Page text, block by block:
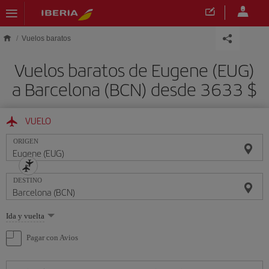
Saltar al contenido principal
Vuelos baratos
Vuelos baratos de Eugene (EUG)
a Barcelona (BCN) desde 3633 $
VUELO
ORIGEN
DESTINO
Seleccione
una
opción
Ida y vuelta
Pagar con Avios